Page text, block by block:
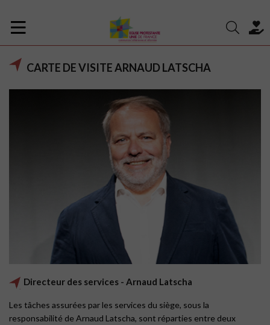
CARTE DE VISITE ARNAUD LATSCHA
Directeur des services - Arnaud Latscha
Les tâches assurées par les services du siège, sous la
responsabilité de Arnaud Latscha, sont réparties entre deux